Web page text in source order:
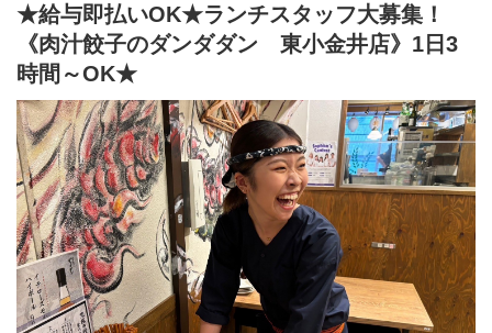
★給与即払いOK★ランチスタッフ大募集！
《肉汁餃子のダンダダン 東小金井店》1日3
時間～OK★